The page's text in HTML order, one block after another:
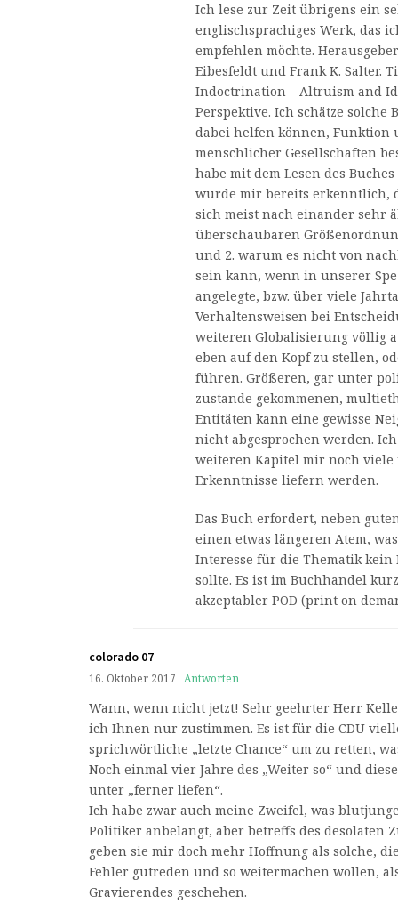
Ich lese zur Zeit übrigens ein
englischsprachiges Werk, das
empfehlen möchte.
Eibesfeldt und Frank K. Salter.
Indoctrination – Altruism and
Perspektive. Ich schätze solche
dabei helfen können, Funktion
menschlicher Gesellschaften
habe mit dem Lesen des
wurde mir bereits erkenntlich,
sich meist nach einander sehr
überschaubaren
und 2. warum es nicht von
sein kann, wenn in unserer
angelegte, bzw. über viele
Verhaltensweisen bei
weiteren Globalisierung völlig
eben auf den Kopf zu stellen,
führen. Größeren, gar unter
zustande gekommenen,
Entitäten kann eine gewisse
nicht abgesprochen werden.
weiteren Kapitel mir noch viele
Erkenntnisse liefern werden.
Das Buch erfordert, neben
einen etwas längeren Atem,
Interesse für die Thematik kein
sollte. Es ist im Buchhandel
akzeptabler POD (print on
colorado 07
16. Oktober 2017 Antworten
Wann, wenn nicht jetzt! Sehr geehrter Herr
ich Ihnen nur zustimmen. Es ist für die CDU
sprichwörtliche „letzte Chance“ um zu retten,
Noch einmal vier Jahre des „Weiter so“ und
unter „ferner liefen“.
Ich habe zwar auch meine Zweifel, was
Politiker anbelangt, aber betreffs des desolaten
geben sie mir doch mehr Hoffnung als solche,
Fehler gutreden und so weitermachen wollen,
Gravierendes geschehen.